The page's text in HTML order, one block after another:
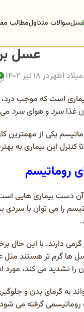
سوالات متداولمطالب
عسل
اظهردر 18 تیر 1402
است که موجب درد،
غذا‌ سرد و هوایسرد
روماتیسم یکی از
تا کنترل این بیماری
روماتیسم
آن دست بیماری هایی
را می توان با
دارند. با این
ها گرم تر هستند مثل
تشدید می کند، مورد
به گرمای بدن و
گرفته می